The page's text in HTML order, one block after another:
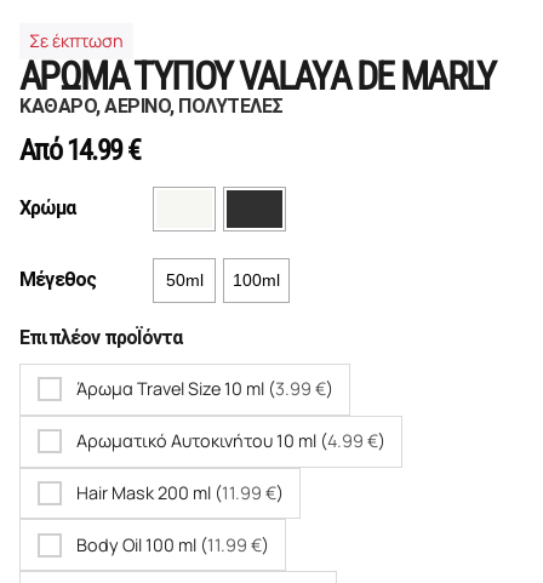
Σε έκπτωση
ΑΡΩΜΑ ΤΥΠΟΥ VALAYA DE MARLY
ΚΑΘΑΡΟ, ΑΕΡΙΝΟ, ΠΟΛΥΤΕΛΕΣ
Από14.99€
Χρώμα
Μέγεθος 50ml 100ml
Επιπλέον προΪόντα
Άρωμα Travel Size 10 ml (3.99 €)
Αρωματικό Αυτοκινήτου 10 ml (4.99 €)
Hair Mask 200 ml (11.99 €)
Body Oil 100 ml (11.99 €)